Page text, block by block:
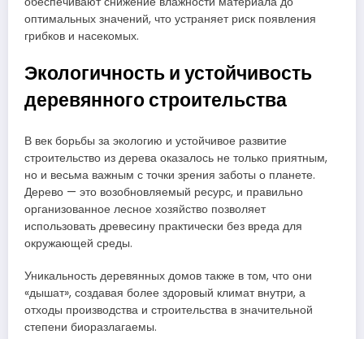
оптимальных значений, что устраняет риск появления
грибков и насекомых.
Экологичность и устойчивость
деревянного строительства
В век борьбы за экологию и устойчивое развитие
строительство из дерева оказалось не только приятным,
но и весьма важным с точки зрения заботы о планете.
Дерево — это возобновляемый ресурс, и правильно
организованное лесное хозяйство позволяет
использовать древесину практически без вреда для
окружающей среды.
Уникальность деревянных домов также в том, что они
«дышат», создавая более здоровый климат внутри, а
отходы производства и строительства в значительной
степени биоразлагаемы.